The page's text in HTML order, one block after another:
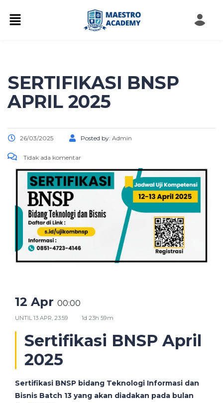
SERTIFIKASI BNSP
APRIL 2025
26/03/2025 Posted by: Admin
Tidak ada komentar
12 Apr 00:00
UNTIL13 APR, 23:59 1d 23h 59m
Sertifikasi BNSP April
2025
Sertifikasi BNSP bidang Teknologi Informasi dan
Bisnis Batch 13 yang akan diadakan pada bulan